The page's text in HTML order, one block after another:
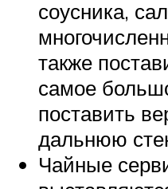
соусника,
также
самое
поставить
дальнюю
Чайные